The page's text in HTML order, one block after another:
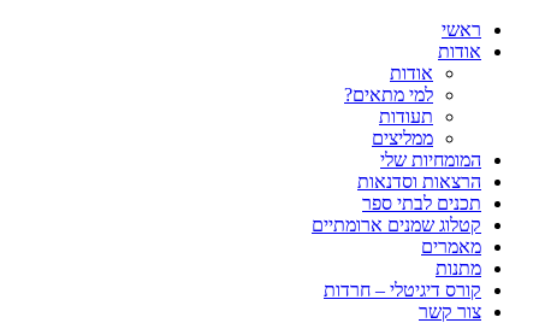
ראשי
אודות
אודות
למי מתאים?
תעודות
ממליצים
המומחיות שלי
הרצאות וסדנאות
תכנים לבתי ספר
קטלוג שמנים ארומתיים
מאמרים
מתנות
קורס דיגיטלי – חרדות
צור קשר